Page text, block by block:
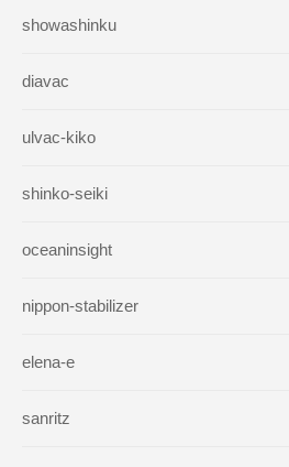
showashinku
diavac
ulvac-kiko
shinko-seiki
oceaninsight
nippon-stabilizer
elena-e
sanritz